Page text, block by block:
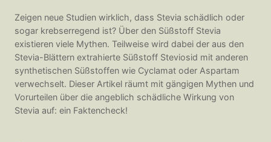
Zeigen neue Studien wirklich, dass Stevia schädlich oder
sogar krebserregend ist? Über den Süßstoff Stevia
existieren viele Mythen. Teilweise wird dabei der aus den
Stevia-Blättern extrahierte Süßstoff Steviosid mit anderen
synthetischen Süßstoffen wie Cyclamat oder Aspartam
verwechselt. Dieser Artikel räumt mit gängigen Mythen und
Vorurteilen über die angeblich schädliche Wirkung von
Stevia auf: ein Faktencheck!